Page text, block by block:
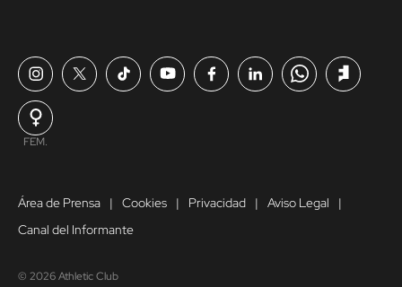
FEM.
Área de Prensa Cookies Privacidad
Aviso Legal
Canal del Informante
© 2026 Athletic Club